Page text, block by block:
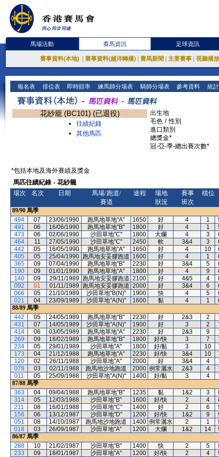
馬場活動 賽馬資訊 足球資訊
賽事資料(本地) 賽事資料(越洋轉播) 賽馬新聞 主要賽事 視聽播
報名表 排位表 即時賠率 練馬師分場表 騎師分場表 參考資料 統
花紗籠 (BC101) (已退役)
往績紀錄
其他馬匹
出生地
毛色 / 性別
進口類別
總獎金*
冠-亞-季-總出賽次數*
*包括本地及海外賽績及獎金
馬匹往績紀錄 - 花紗籠
場次
名次 日期
馬場/跑道/
賽道
途程
場地
狀況
賽事
班次
檔位
89/90 馬季
494
07 23/06/1990 跑馬地草地"A" 1650 好 4 1
491
06 16/06/1990 跑馬地草地"B" 1800 好 4 1
473
06 02/06/1990 沙田草地"C" 1800 大爛 4 3
464
11 27/05/1990 沙田草地"C" 2450 軟 3&4 3
442
05 16/05/1990 跑馬地草地"A" 1650 好 4 10
405
05 25/04/1990 跑馬地安妥膠跑道 1600 好 4 1
365
09 07/04/1990 跑馬地草地"B" 2230 好 3&4 5
190
09 01/01/1990 跑馬地草地"A" 1800 好 4 9
140
09 29/11/1989 跑馬地安妥膠跑道 2100 好 4&5 4
092
01 01/11/1989 跑馬地安妥膠跑道 2000 好 3&4 6
066
05 21/10/1989 沙田草地"B(N)" 1900 快 4 5
021
04 23/09/1989 沙田草地"A(N)" 1600 黏 4 1
88/89 馬季
442
05 24/05/1989 跑馬地草地"B" 2230 好 2&3 2
431
07 14/05/1989 沙田草地"A(N)" 1900 好 3 2
414
06 03/05/1989 跑馬地草地"A" 2230 好 2&3 9
269
09 18/02/1989 跑馬地草地"B" 1800 好/快 3 7
234
05 29/01/1989 沙田草地"A" 1800 好/黏 3 10
173
04 21/12/1988 跑馬地草地"A" 2230 好/快 3&4 10
120
02 26/11/1988 沙田草地"A" 2000 好 3&4 4
078
03 02/11/1988 跑馬地沙地跑道 2000 例常灑水 2&3 4
011
05 25/09/1988 沙田草地"A(N)" 1400 好/黏 3 4
87/88 馬季
363
04 09/04/1988 跑馬地草地"B" 1235 黏 1&2 3
314
05 12/03/1988 沙田草地"B" 1600 好/快 2 4
211
08 16/01/1988 沙田草地"C" 1400 好 2 6
156
06 13/12/1987 沙田草地"D" 1200 好/快 1&2 9
051
08 14/10/1987 跑馬地沙地跑道 1400 例常灑水 2 1
018
03 26/09/1987 沙田草地"A" 1200 大爛 1&2 14
86/87 馬季
288
10 21/02/1987 沙田草地"B" 1400 快 2 5
233
09 18/01/1987 沙田草地"A" 1200 好/快 2 4